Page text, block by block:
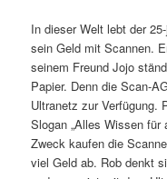
In dieser Welt lebt der
sein Geld mit Scannen.
seinem Freund Jojo
Papier. Denn die Scan-
Ultranetz zur Verfügung.
Slogan „Alles Wissen
Zweck kaufen die
viel Geld ab. Rob denkt